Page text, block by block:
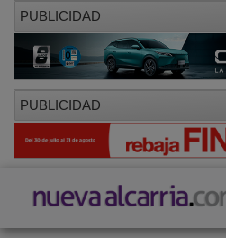
PUBLICIDAD
PUBLICIDAD